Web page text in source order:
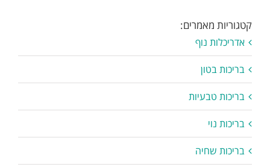
קטגוריות מאמרים:
אדריכלות נוף
בריכות בטון
בריכות טבעיות
בריכות נוי
בריכות שחיה